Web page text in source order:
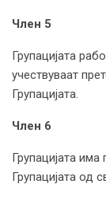
Член 5
Групацијата
учествуваат
Групацијата.
Член 6
Групацијата има
Групацијата од